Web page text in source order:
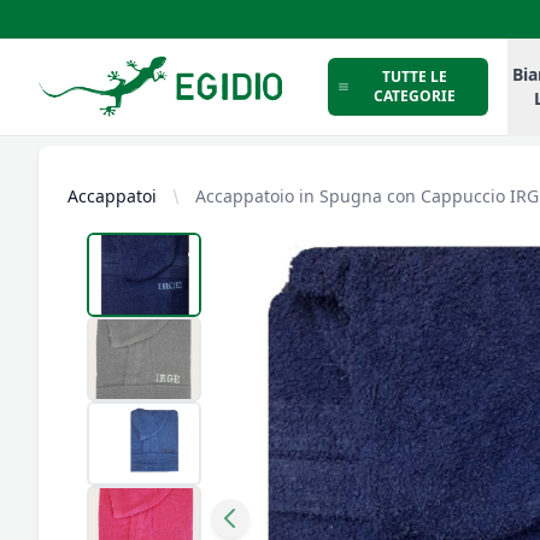
Intimo Egidio
TUTTE LE
CATEGORIE
Accappatoi Accappatoio in Spugna con Cappuccio